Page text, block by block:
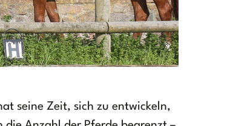
seine Zeit, sich zu entwickeln,